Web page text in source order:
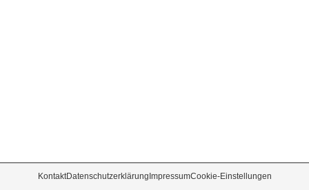
KontaktDatenschutzerklärung ImpressumCookie-Einstellungen